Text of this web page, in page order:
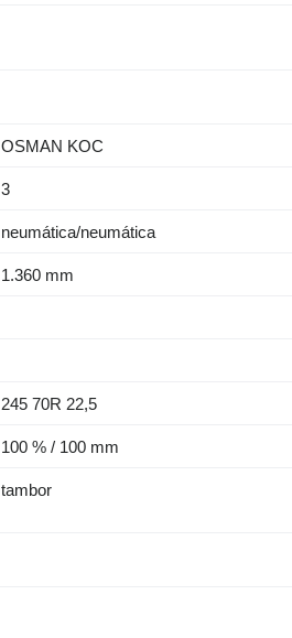
OSMAN KOC
3
neumática/neumática
1.360 mm
245 70R 22,5
100 % / 100 mm
tambor